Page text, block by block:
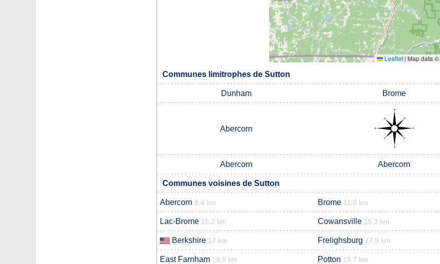
Leaflet | Map data ©
Communes limitrophes de Sutton
Dunham Brome
Abercorn
Abercorn Abercorn
Communes voisines de Sutton
Abercorn 8.4 km Brome 11.8 km
Lac-Brome 15.2 km Cowansville 15.3 km
Berkshire 17 km Frelighsburg 17.9 km
East Farnham 18.9 km Potton 19.7 km